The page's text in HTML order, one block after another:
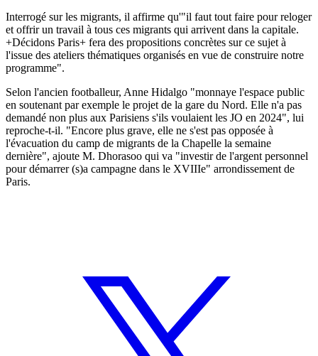
Interrogé sur les migrants, il affirme qu'"il faut tout faire pour reloger
et offrir un travail à tous ces migrants qui arrivent dans la capitale.
+Décidons Paris+ fera des propositions concrètes sur ce sujet à
l'issue des ateliers thématiques organisés en vue de construire notre
programme".
Selon l'ancien footballeur, Anne Hidalgo "monnaye l'espace public
en soutenant par exemple le projet de la gare du Nord. Elle n'a pas
demandé non plus aux Parisiens s'ils voulaient les JO en 2024", lui
reproche-t-il. "Encore plus grave, elle ne s'est pas opposée à
l'évacuation du camp de migrants de la Chapelle la semaine
dernière", ajoute M. Dhorasoo qui va "investir de l'argent personnel
pour démarrer (s)a campagne dans le XVIIIe" arrondissement de
Paris.